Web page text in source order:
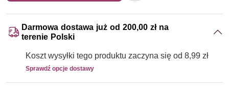
Darmowa dostawa już od 200,00 zł na
terenie Polski
Koszt wysyłki tego produktu zaczyna się od 8,99 zł
Sprawdź opcje dostawy